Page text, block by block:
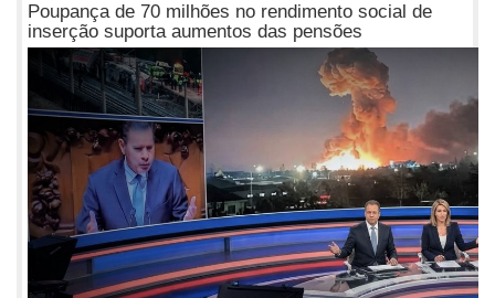
Poupança de 70 milhões no rendimento social de
inserção suporta aumentos das pensões